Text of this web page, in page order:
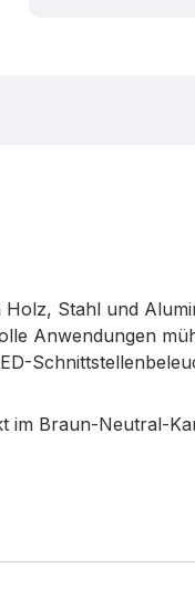
Stahl und
Anwendungen
im Braun-Neutral-